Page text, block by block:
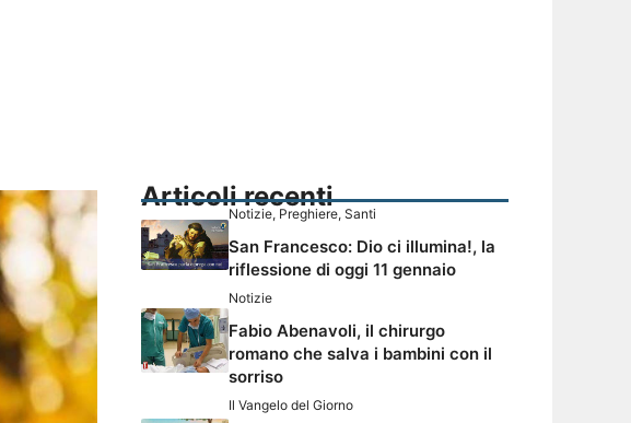
Articoli recenti
Notizie, Preghiere, Santi
San Francesco: Dio ci illumina!, la
riflessione di oggi 11 gennaio
Notizie
Fabio Abenavoli, il chirurgo
romano che salva i bambini con il
sorriso
Il Vangelo del Giorno